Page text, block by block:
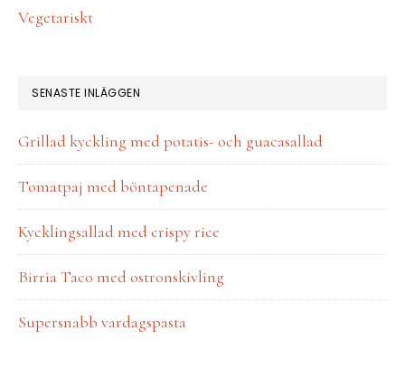
Vegetariskt
SENASTE INLÄGGEN
Grillad kyckling med potatis- och guacasallad
Tomatpaj med böntapenade
Kycklingsallad med crispy rice
Birria Taco med ostronskivling
Supersnabb vardagspasta